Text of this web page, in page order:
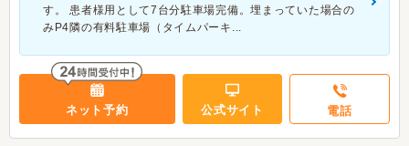
す。 患者様用として7台分駐車場完備。埋まっていた場合の
みP4隣の有料駐車場（タイムパーキ...
ネット予約 公式サイト 電話